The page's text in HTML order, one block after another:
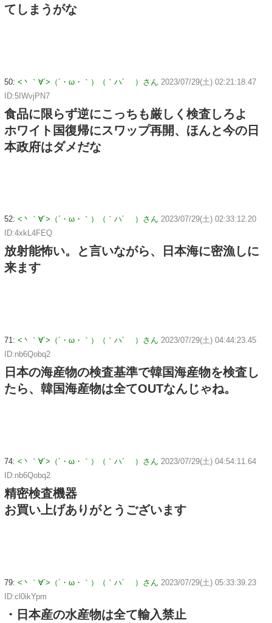
てしまうがな
50: <丶｀∀´>（´・ω・｀）（｀ハ´ ）さん 2023/07/29(土) 02:21:18.47
ID:5IWvjPN7
食品に限らず逆にこっちも厳しく検査しろよ
ホワイト国復帰にスワップ再開、ほんと今の日
本政府はダメだな
52: <丶｀∀´>（´・ω・｀）（｀ハ´ ）さん 2023/07/29(土) 02:33:12.20
ID:4xkL4FEQ
放射能怖い。と言いながら、日本海に密漁しに
来ます
71: <丶｀∀´>（´・ω・｀）（｀ハ´ ）さん 2023/07/29(土) 04:44:23.45
ID:nb6Qobq2
日本の海産物の検査基準で韓国海産物を検査し
たら、韓国海産物は全てOUTなんじゃね。
74: <丶｀∀´>（´・ω・｀）（｀ハ´ ）さん 2023/07/29(土) 04:54:11.64
ID:nb6Qobq2
精密検査機器
お買い上げありがとうございます
79: <丶｀∀´>（´・ω・｀）（｀ハ´ ）さん 2023/07/29(土) 05:33:39.23
ID:cl0ikYpm
・日本産の水産物は全て輸入禁止